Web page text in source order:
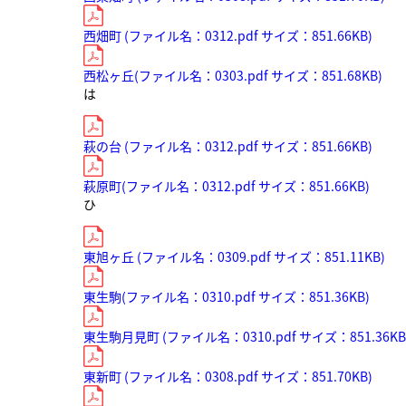
西畑町 (ファイル名：0312.pdf サイズ：851.66KB)
西松ヶ丘(ファイル名：0303.pdf サイズ：851.68KB)
は
萩の台 (ファイル名：0312.pdf サイズ：851.66KB)
萩原町(ファイル名：0312.pdf サイズ：851.66KB)
ひ
東旭ヶ丘 (ファイル名：0309.pdf サイズ：851.11KB)
東生駒(ファイル名：0310.pdf サイズ：851.36KB)
東生駒月見町 (ファイル名：0310.pdf サイズ：
東新町 (ファイル名：0308.pdf サイズ：851.70KB)